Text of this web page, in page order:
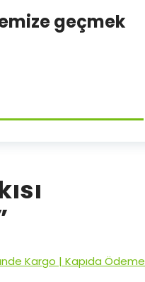
geçmek
Kargo | Kapıda Ödeme